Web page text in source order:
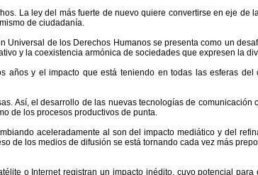
La ley del más fuerte de nuevo quiere convertirse en eje
de ciudadanía.
Universal de los Derechos Humanos se presenta como un
y la coexistencia armónica de sociedades que expresen la
años y el impacto que está teniendo en todas las esferas
Así, el desarrollo de las nuevas tecnologías de
de los procesos productivos de punta.
aceleradamente al son del impacto mediático y del
de los medios de difusión se está tornando cada vez más
o Internet registran un impacto inédito, cuyo potencial